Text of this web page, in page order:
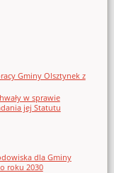
Gminy Olsztynek z
w sprawie
jej Statutu
dla Gminy
roku 2030